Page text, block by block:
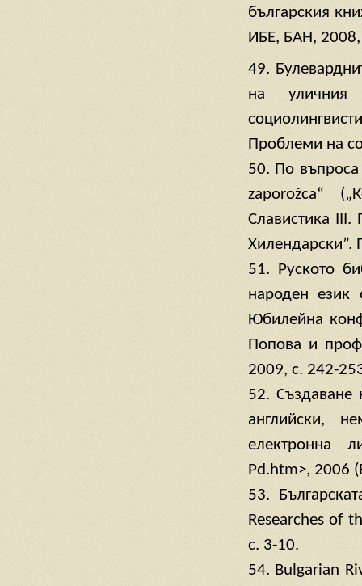
българския
ИБЕ, БАН,
49.
на уличния
Проблеми на
50. По въпроса
zaporożca“
Славистика
Хилендарски”.
51. Руското
народен език
Юбилейна
Попова и
2009, с. 242-
52. Създаване
английски,
електронна
Pd.htm>, 2006
53.
Researches of
c. 3-10.
54. Bulgarian